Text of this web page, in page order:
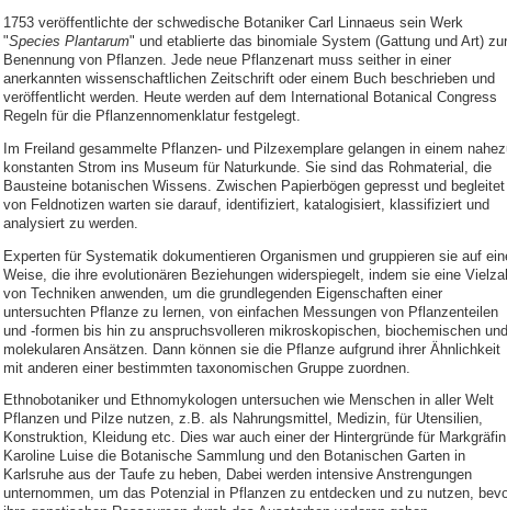
1753 veröffentlichte der schwedische Botaniker Carl Linnaeus sein Werk
"Species Plantarum" und etablierte das binomiale System (Gattung und Art) zur
Benennung von Pflanzen. Jede neue Pflanzenart muss seither in einer
anerkannten wissenschaftlichen Zeitschrift oder einem Buch beschrieben und
veröffentlicht werden. Heute werden auf dem International Botanical Congress
Regeln für die Pflanzennomenklatur festgelegt.
Im Freiland gesammelte Pflanzen- und Pilzexemplare gelangen in einem
konstanten Strom ins Museum für Naturkunde. Sie sind das Rohmaterial, die
Bausteine botanischen Wissens. Zwischen Papierbögen gepresst und begleitet
von Feldnotizen warten sie darauf, identifiziert, katalogisiert, klassifiziert und
analysiert zu werden.
Experten für Systematik dokumentieren Organismen und gruppieren sie auf
Weise, die ihre evolutionären Beziehungen widerspiegelt, indem sie eine
von Techniken anwenden, um die grundlegenden Eigenschaften einer
untersuchten Pflanze zu lernen, von einfachen Messungen von Pflanzenteilen
und -formen bis hin zu anspruchsvolleren mikroskopischen, biochemischen und
molekularen Ansätzen. Dann können sie die Pflanze aufgrund ihrer Ähnlichkeit
mit anderen einer bestimmten taxonomischen Gruppe zuordnen.
Ethnobotaniker und Ethnomykologen untersuchen wie Menschen in aller Welt
Pflanzen und Pilze nutzen, z.B. als Nahrungsmittel, Medizin, für Utensilien,
Konstruktion, Kleidung etc. Dies war auch einer der Hintergründe für Markgräfin
Karoline Luise die Botanische Sammlung und den Botanischen Garten in
Karlsruhe aus der Taufe zu heben, Dabei werden intensive Anstrengungen
unternommen, um das Potenzial in Pflanzen zu entdecken und zu nutzen,